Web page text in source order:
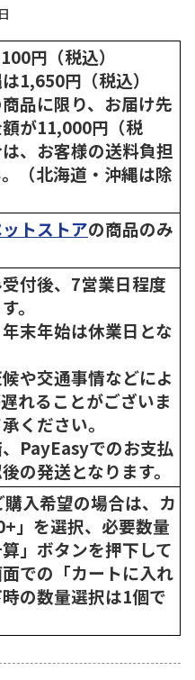
円（税込）
1,650円（税込）
品に限り、お届け先
が11,000円（税
、お客様の送料負担
（北海道・沖縄は除
トストアの商品のみ
付後、7営業日程度
。
末年始は休業日とな
や交通事情などによ
れることがございま
ください。
PayEasyでのお支払
の発送となります。
入希望の場合は、カ
」を選択、必要数量
」ボタンを押下して
での「カートに入れ
の数量選択は1個で